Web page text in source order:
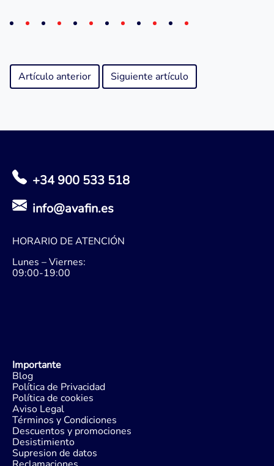
Artículo anterior Siguiente artículo
+34 900 533 518
info@avafin.es
HORARIO DE ATENCIÓN
Lunes – Viernes:
09:00-19:00
Importante
Blog
Política de Privacidad
Política de cookies
Aviso Legal
Términos y Condiciones
Descuentos y promociones
Desistimiento
Supresion de datos